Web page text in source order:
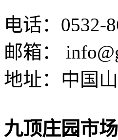
电话： 0532-
邮箱：
地址：中国
九顶庄园市